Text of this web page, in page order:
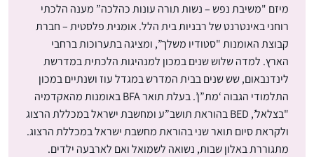
מיזם "משיבת נפש – נשות תורה עונות כהלכה” מענה הלכתי
רוחני באינטרנט של רבניות בית הלל. אומנית פלסטית – חברת
קבוצת האומנות "סטודיו משלך”, ומציגה בתערוכות ברחבי
הארץ. למדה שלוש שנים במכון למנהיגות הלכתית במדרשת
לינדנבאום, שש שנים בבית המדרש במגדל עוז ושנתיים במכון
התלמודי הגבוה ‘מת”ן’. בעלת תואר BFA באומנות מהאקדמיה
"בצלאל’, BED בהוראת תושב”ע ומחשבת ישראל במכללת הרצוג
ולקראת סיום תואר שני בהוראת מחשבת ישראל במכללת הרצוג.
מתגוררת באלון שבות, נשואה לשמואל ואם לארבעה ילדים.